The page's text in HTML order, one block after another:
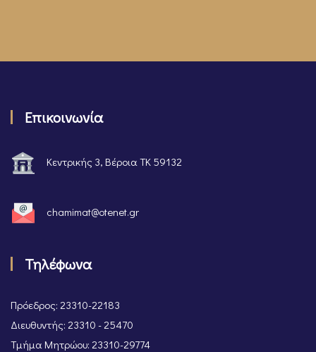
Επικοινωνία
Κεντρικής 3, Βέροια ΤΚ 59132
chamimat@otenet.gr
Τηλέφωνα
Πρόεδρος: 23310-22183
Διευθυντής: 23310 - 25470
Τμήμα Μητρώου: 23310-29774